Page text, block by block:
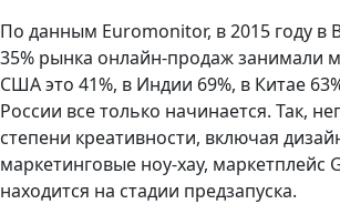
По данным Euromonitor, в 2015 году в
35% рынка онлайн-продаж занимали
США это 41%, в Индии 69%, в Китае
России все только начинается. Так,
степени креативности, включая
маркетинговые ноу-хау, маркетплейс
находится на стадии предзапуска.